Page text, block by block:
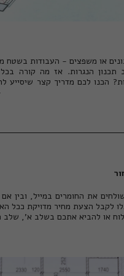
או משפצים - העבודות בשטח
תכנון הנגרות. אז מה קורה
הכנו לכם מדריך קצר שיסייע
את החומרים במייל, ובין
לקבל הצעת מחיר מדויקת ככל
או להביא אתכם בשלב א', שלב